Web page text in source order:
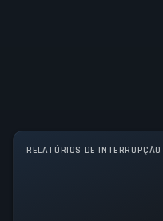
RELATÓRIOS DE INTERRUPÇÃO